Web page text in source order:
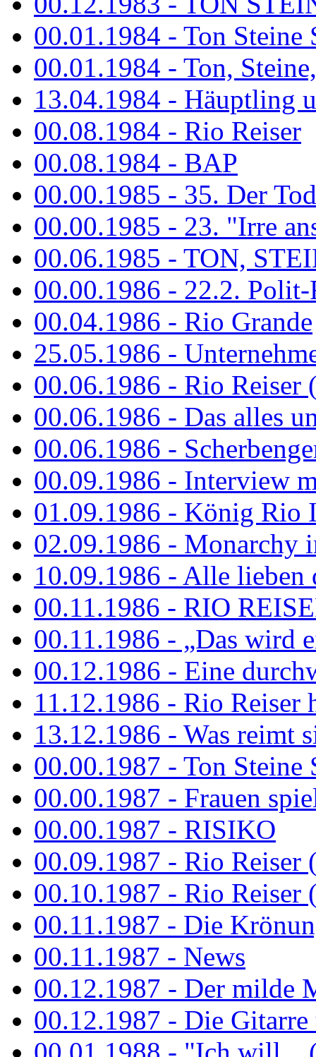
00.01.1984 - Ton Steine
00.01.1984 - Ton,
13.04.1984 - Häuptling
00.08.1984 - Rio Reiser
00.08.1984 - BAP
00.00.1985 - 35. Der
00.00.1985 - 23. "Irre
00.06.1985 - TON,
00.00.1986 - 22.2.
00.04.1986 - Rio Grande
25.05.1986 -
00.06.1986 - Rio Reiser
00.06.1986 - Das alles
00.06.1986 -
00.09.1986 - Interview
01.09.1986 - König Rio
02.09.1986 - Monarchy
10.09.1986 - Alle lieben
00.11.1986 - RIO
00.11.1986 - „Das wird
00.12.1986 - Eine
11.12.1986 - Rio Reiser
13.12.1986 - Was reimt
00.00.1987 - Ton Steine
00.00.1987 - Frauen
00.00.1987 - RISIKO
00.09.1987 - Rio Reiser
00.10.1987 - Rio Reiser
00.11.1987 - Die
00.11.1987 - News
00.12.1987 - Der milde
00.12.1987 - Die Gitarre